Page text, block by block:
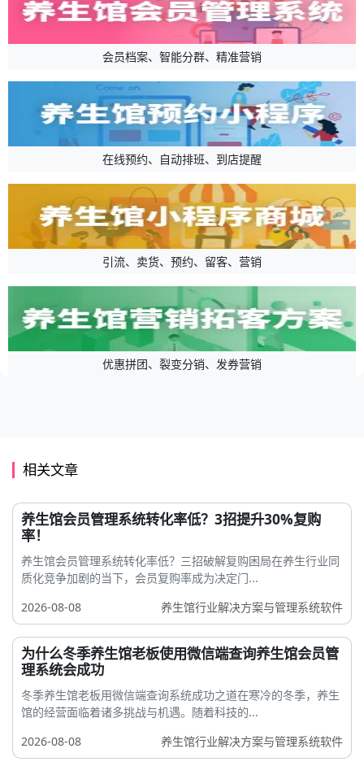
会员档案、智能分群、精准营销
在线预约、自动排班、到店提醒
引流、卖货、预约、留客、营销
优惠拼团、裂变分销、发券营销
相关文章
养生馆会员管理系统转化率低？3招提升30%复购
率！
养生馆会员管理系统转化率低？三招破解复购困局在养生行业同
质化竞争加剧的当下，会员复购率成为决定门...
2026-08-08
养生馆行业解决方案与管理系统软件
为什么冬季养生馆老板使用微信端查询养生馆会员管
理系统会成功
冬季养生馆老板用微信端查询系统成功之道在寒冷的冬季，养生
馆的经营面临着诸多挑战与机遇。随着科技的...
2026-08-08
养生馆行业解决方案与管理系统软件